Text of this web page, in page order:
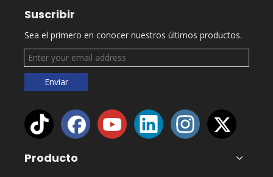
Suscribir
Sea el primero en conocer nuestros últimos productos.
Enviar
Producto